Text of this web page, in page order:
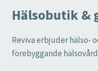
Hälsobutik &
Reviva erbjuder hälso-
förebyggande